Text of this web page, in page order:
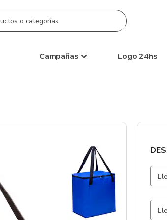
Campañas Logo 24hs